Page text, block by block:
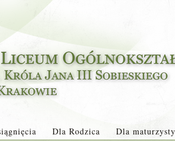
Dla Rodzica Dla maturzysty